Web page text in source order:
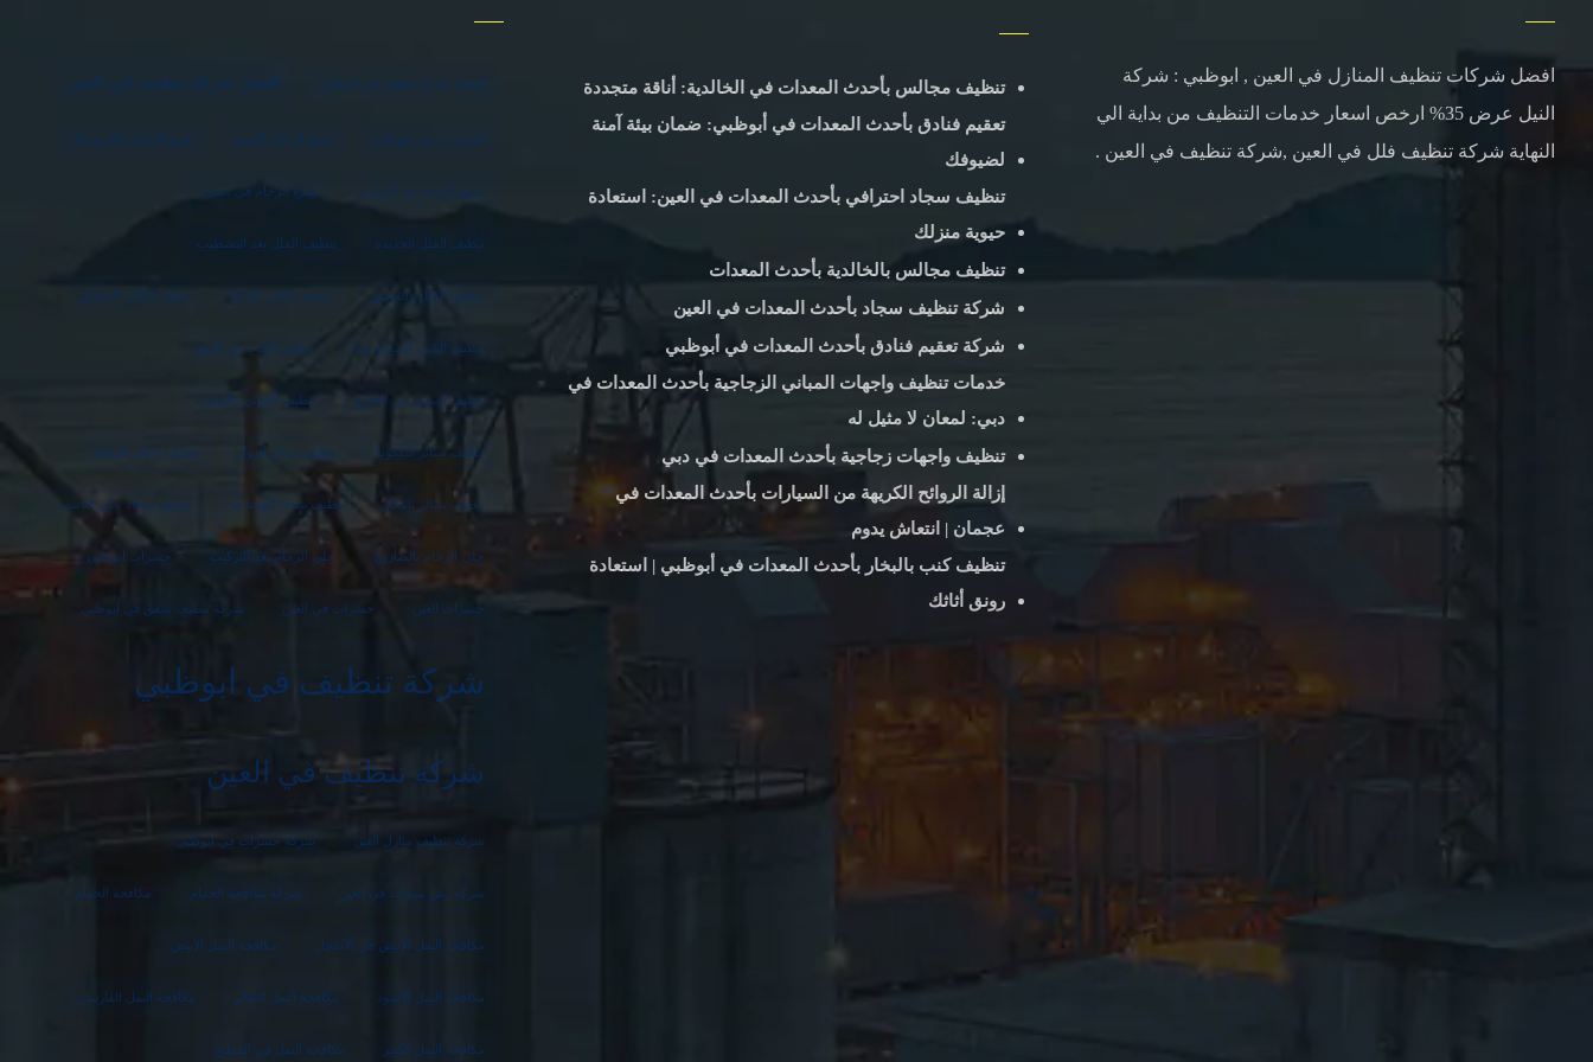
افضل شركات تنظيف المنازل في العين , ابوظبي : شركة
النيل عرض 35% ارخص اسعار خدمات التنظيف من بداية الي
النهاية شركة تنظيف فلل في العين ,شركة تنظيف في العين .
تنظيف مجالس بأحدث المعدات في الخالدية: أناقة متجددة
تعقيم فنادق بأحدث المعدات في أبوظبي: ضمان بيئة آمنة
لضيوفك
تنظيف سجاد احترافي بأحدث المعدات في العين: استعادة
حيوية منزلك
تنظيف مجالس بالخالدية بأحدث المعدات
شركة تنظيف سجاد بأحدث المعدات في العين
شركة تعقيم فنادق بأحدث المعدات في أبوظبي
خدمات تنظيف واجهات المباني الزجاجية بأحدث المعدات في
دبي: لمعان لا مثيل له
تنظيف واجهات زجاجية بأحدث المعدات في دبي
إزالة الروائح الكريهة من السيارات بأحدث المعدات في
عجمان | انتعاش يدوم
تنظيف كنب بالبخار بأحدث المعدات في أبوظبي | استعادة
رونق أثاثك
أفضل شركة تنظيف في ابوظبي افضل شركة تنظيف في العين
الحشرات في ابوظبي تلميع الرخام الاسود تلميع الرخام بالكريستال
تلميع الرخام بعد التركيب تلميع الرخام في المنزل
تنظيف الفلل الجديدة تنظيف الفلل بعد التشطيب
تنظيف الفلل والقصور تنظيف الكنب الفاتح تنظيف الكنب القماش
تنظيف الكنب المتسخ جدا تنظيف الكنب من البقع
تنظيف المباني من الخارج تنظيف المباني والمنازل
تنظيف ستائر البلكونة تنظيف ستائر الرول تنظيف ستائر المطبخ
تنظيف ستائر بالبخار تنظيف سجاد المساجد تنظيف سجاد على الناشف
جلي الرخام بالصاروخ جلي الرخام بعد التركيب حشرات ابوظبي
حشرات العين حشرات في العين شركة تنظيف شقق في ابوظبي
شركة تنظيف في ابوظبي
شركة تنظيف في العين
شركة تنظيف منازل العين شركة حشرات في ابوظبي
شركة رش مبيدات في العين شركة مكافحة الحمام مكافحة الحمام
مكافحة النمل الأبيض في الأشجار مكافحة النمل الابيض
مكافحة النمل الاسود مكافحة النمل الطائر مكافحة النمل الفارسي
مكافحة النمل الكبير مكافحة النمل في المطبخ